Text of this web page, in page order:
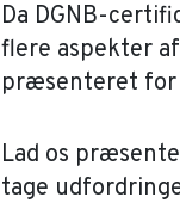
Da DGNB-
flere aspekter
præsenteret for
Lad os
tage